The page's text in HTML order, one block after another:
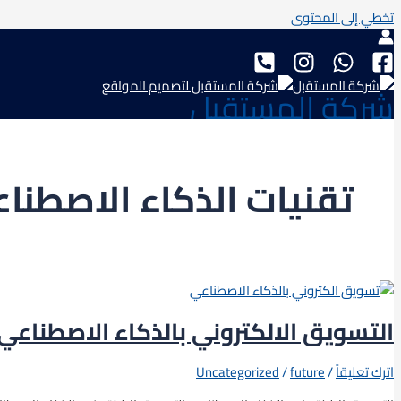
تخطي إلى المحتوى
شركة المستقبل
تقنيات الذكاء
التسويق الالكتروني بالذكاء
اترك تعليقاً/
Uncategorized/future